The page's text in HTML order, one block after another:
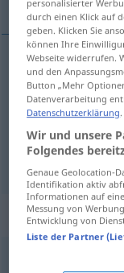
соревнование
состязаниеMEIST
матч,-ей GEN PL
personalisierter
durch einen Klick auf
geben. Klicken Sie
können Ihre
Webseite widerrufen.
und den
Button „Mehr
Datenverarbeitung
Datenschutzerklärung
Wir und unsere
Folgendes
Genaue Geolocation-
Identifikation aktiv
Informationen auf
Messung von
Entwicklung von
Liste der Partner